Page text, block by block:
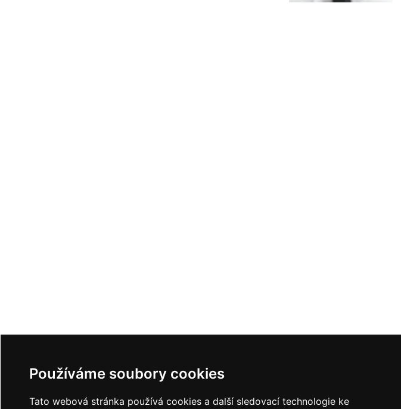
Používáme soubory cookies
Tato webová stránka používá cookies a další sledovací technologie ke